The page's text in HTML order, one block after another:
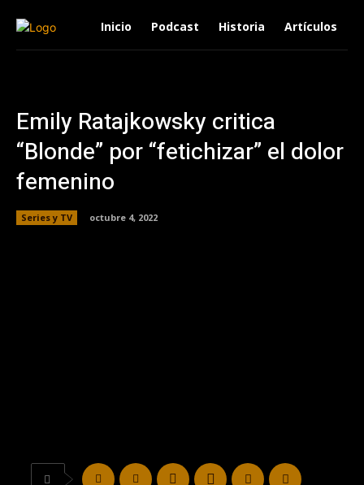
Inicio Podcast Historia Artículos
Emily Ratajkowsky critica
“Blonde” por “fetichizar” el dolor
femenino
Series y TV octubre 4, 2022